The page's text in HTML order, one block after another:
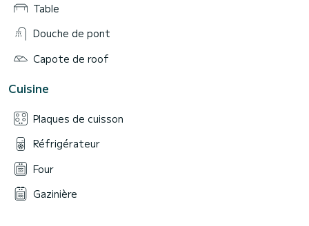
Table
Douche de pont
Capote de roof
Cuisine
Plaques de cuisson
Réfrigérateur
Four
Gazinière